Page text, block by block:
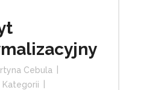
Cebula
Kategorii